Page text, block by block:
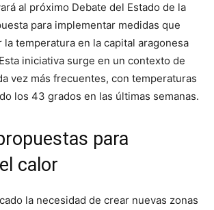
al próximo Debate del Estado de la
para implementar medidas que
temperatura en la capital aragonesa
iniciativa surge en un contexto de
vez más frecuentes, con temperaturas
los 43 grados en las últimas semanas.
para
calor
la necesidad de crear nuevas zonas